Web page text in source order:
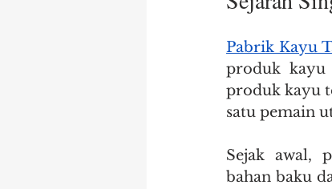
Pabrik Kayu
produk kayu
produk kayu
satu pemain
Sejak awal,
bahan baku